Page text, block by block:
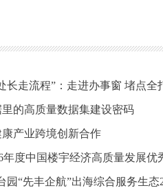
长走流程”：走进办事窗 堵点全
的高质量数据集建设密码
产业跨境创新合作
度中国楼宇经济高质量发展优
“先丰企航”出海综合服务生态